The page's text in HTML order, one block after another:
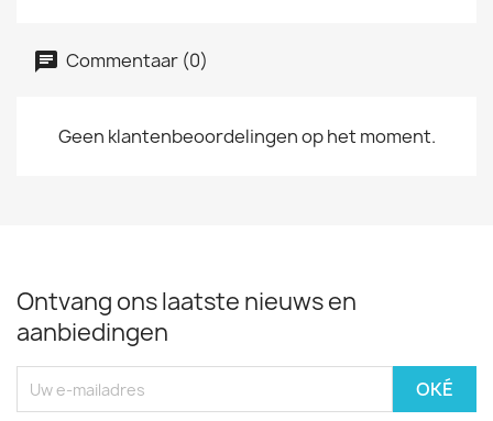
Commentaar (0)
Geen klantenbeoordelingen op het moment.
Ontvang ons laatste nieuws en
aanbiedingen